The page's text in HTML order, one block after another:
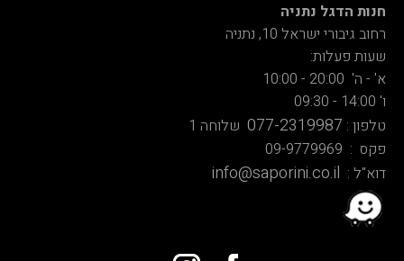
חנות הדגל נתניה
רחוב גיבורי ישראל 10, נתניה
שעות פעלות:
א' - ה' 20:00 - 10:00
ו' 14:00 - 09:30
טלפון : 077-2319987 שלוחה 1
פקס : 09-9779969
דוא"ל : info@saporini.co.il